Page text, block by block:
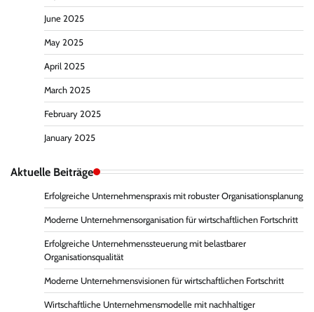
June 2025
May 2025
April 2025
March 2025
February 2025
January 2025
Aktuelle Beiträge
Erfolgreiche Unternehmenspraxis mit robuster Organisationsplanung
Moderne Unternehmensorganisation für wirtschaftlichen Fortschritt
Erfolgreiche Unternehmenssteuerung mit belastbarer
Organisationsqualität
Moderne Unternehmensvisionen für wirtschaftlichen Fortschritt
Wirtschaftliche Unternehmensmodelle mit nachhaltiger